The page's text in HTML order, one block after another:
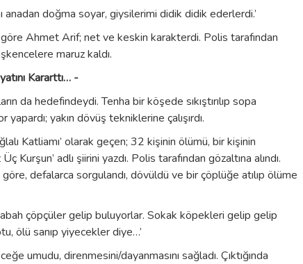
anadan doğma soyar, giysilerimi didik didik ederlerdi.’
göre Ahmet Arif; net ve keskin karakterdi. Polis tarafından
maruz kaldı.
Kararttı… -
da hedefindeydi. Tenha bir köşede sıkıştırılıp sopa
yakın dövüş tekniklerine çalışırdı.
Katliamı’ olarak geçen; 32 kişinin ölümü, bir kişinin
Kurşun’ adlı şiirini yazdı. Polis tarafından gözaltına alındı.
göre, defalarca sorgulandı, dövüldü ve bir çöplüğe atılıp ölüme
çöpçüler gelip buluyorlar. Sokak köpekleri gelip gelip
ölü sanıp yiyecekler diye…’
umudu, direnmesini/dayanmasını sağladı. Çıktığında